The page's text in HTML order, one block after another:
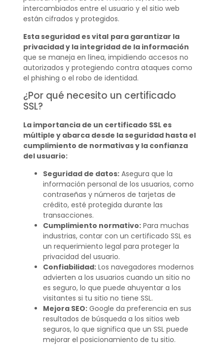
intercambiados entre el usuario y el sitio web
están cifrados y protegidos.
Esta seguridad es vital para garantizar la
privacidad y la integridad de la información
que se maneja en línea, impidiendo accesos no
autorizados y protegiendo contra ataques como
el phishing o el robo de identidad.
¿Por qué necesito un certificado
SSL?
La importancia de un certificado SSL es
múltiple y abarca desde la seguridad hasta el
cumplimiento de normativas y la confianza
del usuario:
Seguridad de datos:Asegura que la
información personal de los usuarios, como
contraseñas y números de tarjetas de
crédito, esté protegida durante las
transacciones.
Cumplimiento normativo:Para muchas
industrias, contar con un certificado SSL es
un requerimiento legal para proteger la
privacidad del usuario.
Confiabilidad:Los navegadores modernos
advierten a los usuarios cuando un sitio no
es seguro, lo que puede ahuyentar a los
visitantes si tu sitio no tiene SSL.
Mejora SEO:Google da preferencia en sus
resultados de búsqueda a los sitios web
seguros, lo que significa que un SSL puede
mejorar el posicionamiento de tu sitio.